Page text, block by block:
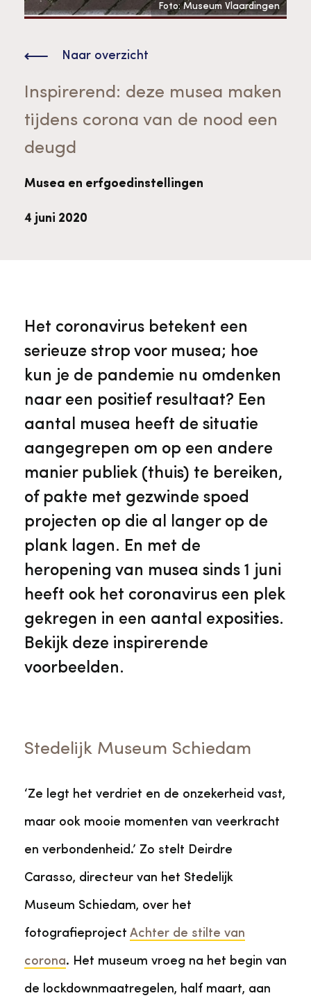
Ergoedvrijwilligersprijs
Downloads en nieuwsbrieven
Advies en ondersteuning voor
vrijwilligers
Museumplatform Zuid-Holland
Collectiebeheer
Ervenconsulent
Bekijk alle diensten
Aanvraagformulier
Ons team
Over de Monumentenwacht
Voorpagina Monumentenwacht
Onze medewerkers
Vacatures
Algemene voorwaarden
Bekijk meer over ons
Inspirerend: deze musea maken
tijdens corona van de nood een
deugd
Musea en erfgoedinstellingen
4 juni 2020
Naar overzicht
Foto: Museum Vlaardingen
Het coronavirus betekent een
serieuze strop voor musea; hoe
kun je de pandemie nu omdenken
naar een positief resultaat? Een
aantal musea heeft de situatie
aangegrepen om op een andere
manier publiek (thuis) te bereiken,
of pakte met gezwinde spoed
projecten op die al langer op de
plank lagen. En met de
heropening van musea sinds 1 juni
heeft ook het coronavirus een plek
gekregen in een aantal exposities.
Bekijk deze inspirerende
voorbeelden.
Stedelijk Museum Schiedam
‘Ze legt het verdriet en de onzekerheid vast,
maar ook mooie momenten van veerkracht
en verbondenheid.’ Zo stelt Deirdre
Carasso, directeur van het Stedelijk
Museum Schiedam, over het
fotografieproject Achter de stilte van
corona. Het museum vroeg na het begin van
de lockdownmaatregelen, half maart, aan